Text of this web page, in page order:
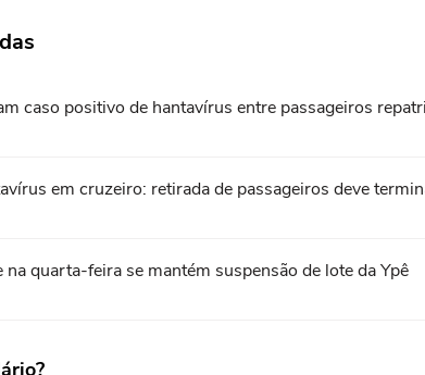
caso positivo de hantavírus entre passageiros
em cruzeiro: retirada de passageiros deve
na quarta-feira se mantém suspensão de lote da Ypê